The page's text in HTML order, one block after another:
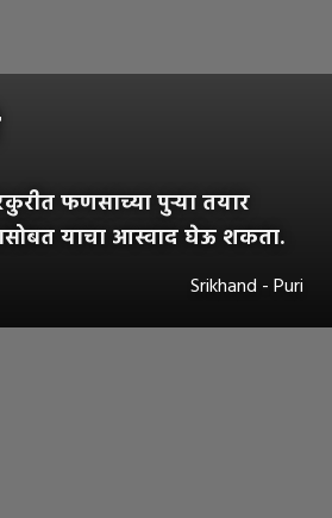
फणसाच्या पुऱ्या तयार
याचा आस्वाद घेऊ शकता.
Srikhand - Puri